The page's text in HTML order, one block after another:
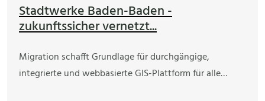
Stadtwerke Baden-Baden -
zukunftssicher vernetzt...
Migration schafft Grundlage für durchgängige,
integrierte und webbasierte GIS-Plattform für alle…